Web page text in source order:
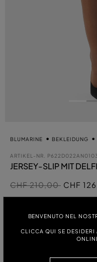
BENVENUTO NEL
CLICCA QUI SE DESIDERI
BLUMARINE BEKLEIDUNG
ARTIKEL-NR.
JERSEY-SLIP MIT
Preis reduziert von
CHF 210,00auf
CHF
M L